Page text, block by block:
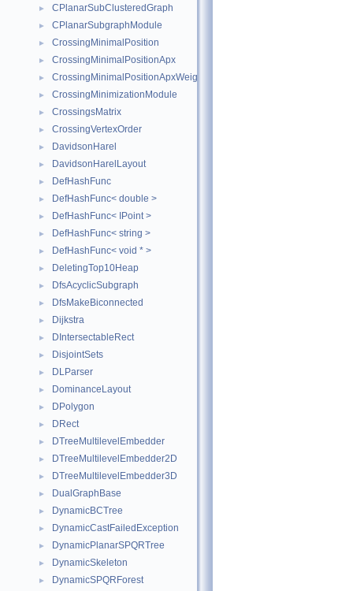
► CPlanarSubClusteredGraph
► CPlanarSubgraphModule
► CrossingMinimalPosition
► CrossingMinimalPositionApx
► CrossingMinimalPositionApxWeighted
► CrossingMinimizationModule
► CrossingsMatrix
► CrossingVertexOrder
► DavidsonHarel
► DavidsonHarelLayout
► DefHashFunc
► DefHashFunc< double >
► DefHashFunc< IPoint >
► DefHashFunc< string >
► DefHashFunc< void * >
► DeletingTop10Heap
► DfsAcyclicSubgraph
► DfsMakeBiconnected
► Dijkstra
► DIntersectableRect
► DisjointSets
► DLParser
► DominanceLayout
► DPolygon
► DRect
► DTreeMultilevelEmbedder
► DTreeMultilevelEmbedder2D
► DTreeMultilevelEmbedder3D
► DualGraphBase
► DynamicBCTree
► DynamicCastFailedException
► DynamicPlanarSPQRTree
► DynamicSkeleton
► DynamicSPQRForest